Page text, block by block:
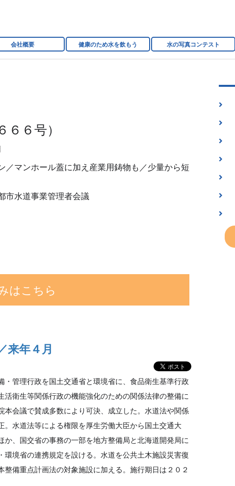
会社概要 健康のため水を飲もう 水の写真コンテスト
６号）
マンホール蓋に加え産業用鋳物も／少量から短
市水道事業管理者会議
はこちら
来年４月
管理行政を国土交通省と環境省に、食品衛生基準行政
活衛生等関係行政の機能強化のための関係法律の整備に
本会議で賛成多数により可決、成立した。水道法や関係
。水道法等による権限を厚生労働大臣から国土交通大
か、国交省の事務の一部を地方整備局と北海道開発局に
環境省の連携規定を設ける。水道を公共土木施設災害復
整備重点計画法の対象施設に加える。施行期日は２０２